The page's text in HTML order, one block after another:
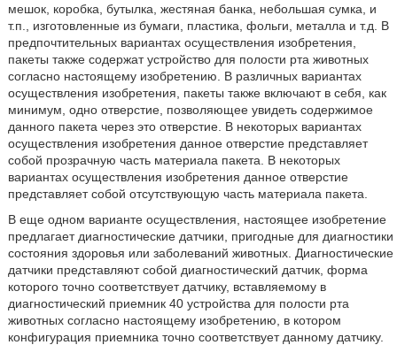
мешок, коробка, бутылка, жестяная банка, небольшая сумка, и
т.п., изготовленные из бумаги, пластика, фольги, металла и т.д. В
предпочтительных вариантах осуществления изобретения,
пакеты также содержат устройство для полости рта животных
согласно настоящему изобретению. В различных вариантах
осуществления изобретения, пакеты также включают в себя, как
минимум, одно отверстие, позволяющее увидеть содержимое
данного пакета через это отверстие. В некоторых вариантах
осуществления изобретения данное отверстие представляет
собой прозрачную часть материала пакета. В некоторых
вариантах осуществления изобретения данное отверстие
представляет собой отсутствующую часть материала пакета.
В еще одном варианте осуществления, настоящее изобретение
предлагает диагностические датчики, пригодные для диагностики
состояния здоровья или заболеваний животных. Диагностические
датчики представляют собой диагностический датчик, форма
которого точно соответствует датчику, вставляемому в
диагностический приемник 40 устройства для полости рта
животных согласно настоящему изобретению, в котором
конфигурация приемника точно соответствует данному датчику.